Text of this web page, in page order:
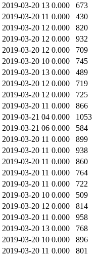
2019-03-20 13 0.000
673
2019-03-20 11 0.000
430
2019-03-20 12 0.000
820
2019-03-20 12 0.000
932
2019-03-20 12 0.000
709
2019-03-20 10 0.000
745
2019-03-20 13 0.000
489
2019-03-20 12 0.000
719
2019-03-20 12 0.000
725
2019-03-20 11 0.000
866
2019-03-21 04 0.000
1053
2019-03-21 06 0.000
584
2019-03-20 11 0.000
899
2019-03-20 11 0.000
938
2019-03-20 11 0.000
860
2019-03-20 11 0.000
764
2019-03-20 11 0.000
722
2019-03-20 10 0.000
509
2019-03-20 12 0.000
814
2019-03-20 11 0.000
958
2019-03-20 13 0.000
768
2019-03-20 10 0.000
896
2019-03-20 11 0.000
801